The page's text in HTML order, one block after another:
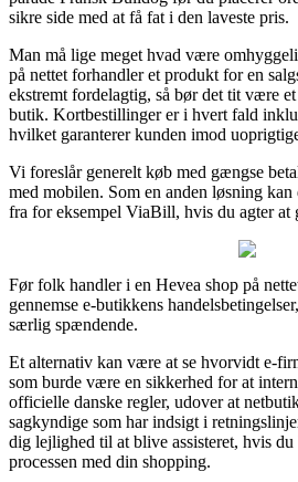
sikre side med at få fat i den laveste pris.
Man må lige meget hvad være
på nettet forhandler et produkt for en
ekstremt fordelagtig, så bør det tit være
butik. Kortbestillinger er i hvert fald
hvilket garanterer kunden imod
Vi foreslår generelt køb med gængse
med mobilen. Som en anden løsning
fra for eksempel ViaBill, hvis du agter at
Før folk handler i en Hevea shop på
gennemse e-butikkens
særlig spændende.
Et alternativ kan være at se hvorvidt e-
som burde være en sikkerhed for at
officielle danske regler, udover at
sagkyndige som har indsigt i
dig lejlighed til at blive assisteret, hvis
processen med din shopping.